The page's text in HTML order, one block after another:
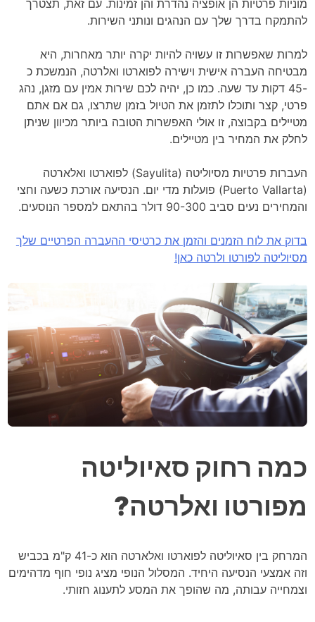
מוניות פרטיות הן אופציה נהדרת והן זמינות. עם זאת, תצטרך
להתמקח בדרך שלך עם הנהגים ונותני השירות.
למרות שאפשרות זו עשויה להיות יקרה יותר מאחרות, היא
מבטיחה העברה אישית וישירה לפוארטו ואלרטה, הנמשכת כ
-45 דקות עד שעה.
כמו כן, יהיה לכם שירות אמין עם מזגן, נהג
פרטי, קצר ותוכלו לתזמן את הטיול בזמן שתרצו, גם אם אתם
מטיילים בקבוצה, זו אולי האפשרות הטובה ביותר מכיוון שניתן
לחלק את המחיר בין מטיילים.
העברות פרטיות מסיוליטה (Sayulita) לפוארטו ואלארטה
(Puerto Vallarta) פועלות מדי יום. הנסיעה אורכת כשעה וחצי
והמחירים נעים סביב 90-300 דולר בהתאם למספר הנוסעים.
בדוק את לוח הזמנים והזמן את כרטיסי ההעברה הפרטיים שלך
מסיוליטה לפורטו ולרטה כאן!
כמה רחוק סאיוליטה
מפורטו ואלרטה?
המרחק בין סאיוליטה לפוארטו ואלארטה הוא כ-41 ק"מ בכביש
וזה אמצעי הנסיעה היחיד. המסלול הנופי מציג נופי חוף מדהימים
וצמחייה עבותה, מה שהופך את המסע לתענוג חזותי.